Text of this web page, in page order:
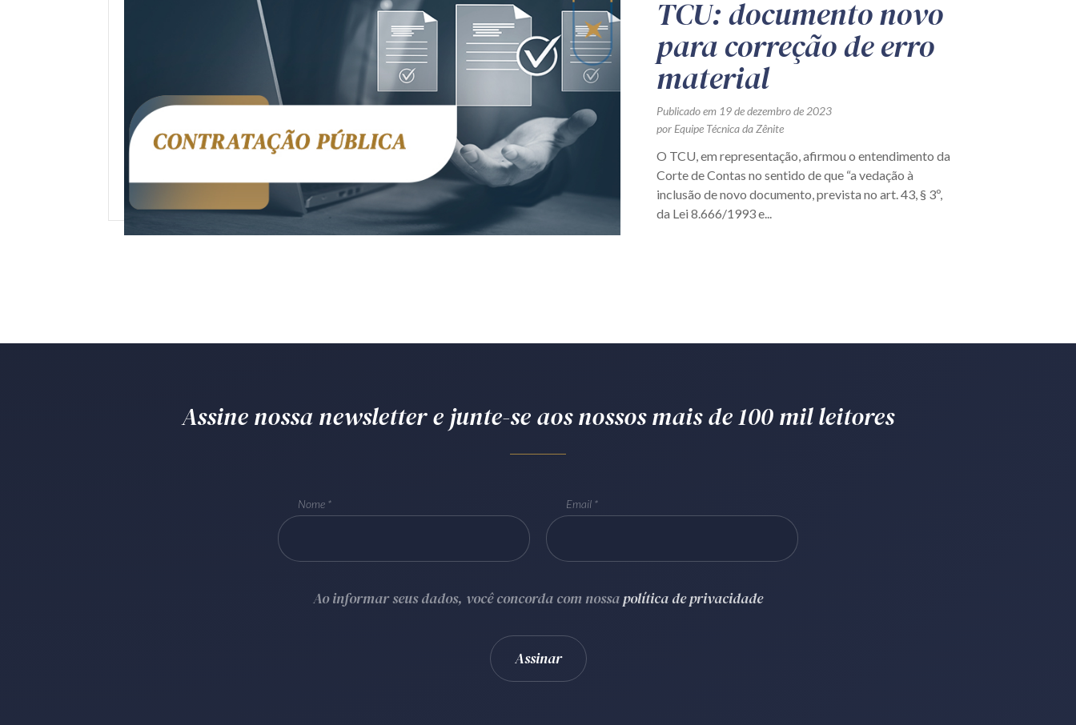
TCU: documento novo
para correção de erro
material
Publicado em 19 de dezembro de 2023
por Equipe Técnica da Zênite
O TCU, em representação, afirmou o entendimento da
Corte de Contas no sentido de que “a vedação à
inclusão de novo documento, prevista no art. 43, § 3º,
da Lei 8.666/1993 e...
Assine nossa newsletter e junte-se aos nossos mais de 100 mil leitores
Nome Email
Ao informar seus dados, você concorda com nossapolítica de privacidade